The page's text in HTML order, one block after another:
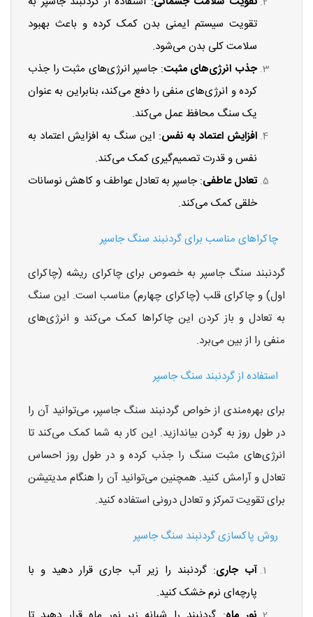
تقویت سیستم ایمنی بدن کمک کرده و باعث بهبود
سلامت کلی بدن می‌شود.
جذب انرژی‌های مثبت: جاسپر انرژی‌های مثبت را جذب
کرده و انرژی‌های منفی را دفع می‌کند، بنابراین به عنوان
یک سنگ محافظ عمل می‌کند.
افزایش اعتماد به نفس: این سنگ به افزایش اعتماد به
نفس و قدرت تصمیم‌گیری کمک می‌کند.
تعادل عاطفی: جاسپر به تعادل عواطف و کاهش نوسانات
خلقی کمک می‌کند.
چاکراهای مناسب برای گردنبند سنگ جاسپر
گردنبند سنگ جاسپر به خصوص برای چاکرای ریشه (چاکرای
اول) و چاکرای قلب (چاکرای چهارم) مناسب است. این سنگ
به تعادل و باز کردن این چاکراها کمک می‌کند و انرژی‌های
منفی را از بین می‌برد.
استفاده از گردنبند سنگ جاسپر
برای بهره‌مندی از خواص گردنبند سنگ جاسپر، می‌توانید آن را
در طول روز به گردن بیاندازید. این کار به شما کمک می‌کند تا
انرژی‌های مثبت سنگ را جذب کرده و در طول روز احساس
تعادل و آرامش کنید. همچنین می‌توانید آن را هنگام مدیتیشن
برای تقویت تمرکز و تعادل درونی استفاده کنید.
روش پاکسازی گردنبند سنگ جاسپر
آب جاری: گردنبند را زیر آب جاری قرار دهید و با
پارچه‌ای نرم خشک کنید.